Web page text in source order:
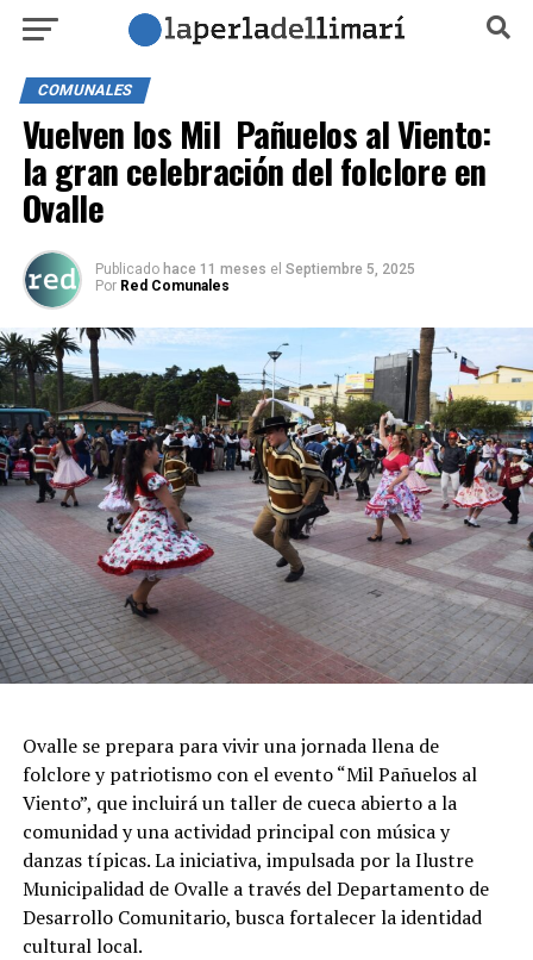
COMUNALES
Vuelven los Mil Pañuelos al Viento:
la gran celebración del folclore en
Ovalle
Publicado hace 11 meses el Septiembre 5, 2025
Por Red Comunales
Ovalle se prepara para vivir una jornada llena de
folclore y patriotismo con el evento “Mil Pañuelos al
Viento”, que incluirá un taller de cueca abierto a la
comunidad y una actividad principal con música y
danzas típicas. La iniciativa, impulsada por la Ilustre
Municipalidad de Ovalle a través del Departamento de
Desarrollo Comunitario, busca fortalecer la identidad
cultural local.